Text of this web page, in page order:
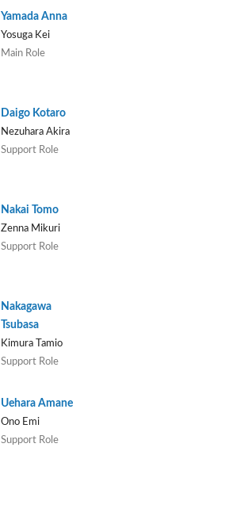
Yamada Anna
Yosuga Kei
Main Role
Daigo Kotaro
Nezuhara Akira
Support Role
Nakai Tomo
Zenna Mikuri
Support Role
Nakagawa
Tsubasa
Kimura Tamio
Support Role
Uehara Amane
Ono Emi
Support Role